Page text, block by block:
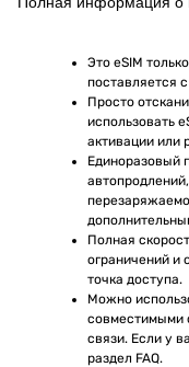
Это eSIM
поставляется
Просто
использовать
активации или
Единоразовый
Полная
ограничений и
точка доступа.
Можно
совместимыми
связи. Если у
раздел FAQ.